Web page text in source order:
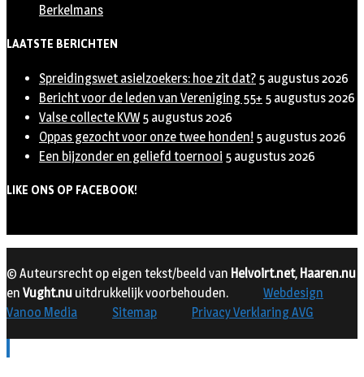
Berkelmans
LAATSTE BERICHTEN
Spreidingswet asielzoekers: hoe zit dat? 5 augustus 2026
Bericht voor de leden van Vereniging 55+ 5 augustus 2026
Valse collecte KVW 5 augustus 2026
Oppas gezocht voor onze twee honden! 5 augustus 2026
Een bijzonder en geliefd toernooi 5 augustus 2026
LIKE ONS OP FACEBOOK!
© Auteursrecht op eigen tekst/beeld van Helvoirt.net, Haaren.nu
en Vught.nu uitdrukkelijk voorbehouden.
Webdesign
Vanoo Media
Sitemap Privacy Verklaring AVG